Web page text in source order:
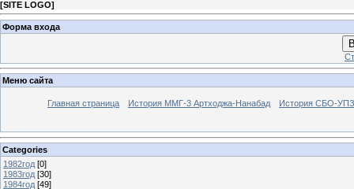
[SITE LOGO]
Форма входа
Меню сайта
Главная страница История ММГ-3 Артходжа-Нанабад История СБО-УПЗ
Categories
1982год [0]
1983год [30]
1984год [49]